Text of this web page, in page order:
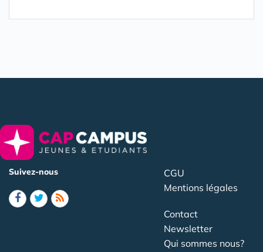
Suivez-nous
CGU
Mentions légales
Contact
Newsletter
Qui sommes nous?